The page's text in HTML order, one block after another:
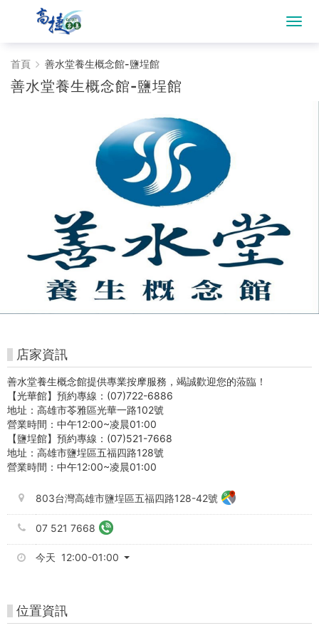
善
水
館-
埕
館
-
Gojet
krtco
高
雄
好
玩
卡-
高
捷
首頁 善水堂養生概念館-鹽埕館
善水堂養生概念館-鹽埕館
店家資訊
善水堂養生概念館提供專業按摩服務，竭誠歡迎您的蒞臨！
【光華館】預約專線：(07)722-6886
地址：高雄市苓雅區光華一路102號
營業時間：中午12:00~凌晨01:00
【鹽埕館】預約專線：(07)521-7668
地址：高雄市鹽埕區五福四路128號
營業時間：中午12:00~凌晨01:00
803台灣高雄市鹽埕區五福四路128-42號
07 521 7668
今天 12:00-01:00
位置資訊